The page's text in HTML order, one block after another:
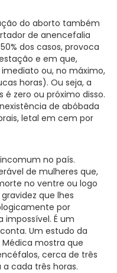
do aborto também
de anencefalia
dos casos, provoca
e em que,
ou, no máximo,
horas). Ou seja, a
zero ou próximo disso.
de abóbada
letal em cem por
no país.
de mulheres que,
no ventre ou logo
que lhes
por
É um
Um estudo da
Médica mostra que
cerca de três
cada três horas.